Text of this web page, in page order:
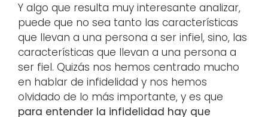
Y algo que resulta muy interesante analizar,
puede que no sea tanto las características
que llevan a una persona a ser infiel, sino, las
características que llevan a una persona a
ser fiel. Quizás nos hemos centrado mucho
en hablar de infidelidad y nos hemos
olvidado de lo más importante, y es que
para entender la infidelidad hay que